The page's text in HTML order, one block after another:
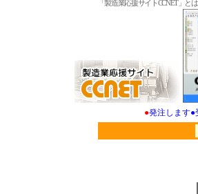
「製造業応援サイトCCNET」
●発注します●